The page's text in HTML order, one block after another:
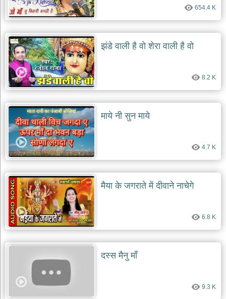
बाबा
बालक
नाथ
भजन
baba
balak
nath
bhajans
देश
भक्ति
भजन
patriotic
bhajans
खाटू
श्याम
khatu
shaym
bhajans
रानी
सती
दादी
बावा
654.4 K
झंडे वाली है वो शेरा वाली है वो
8.2 K
माये नी सुन माये
4.7 K
मैया के जगराते में दीवाने नाचेगे
6.8 K
दस्स मैनु माँ
9.3 K